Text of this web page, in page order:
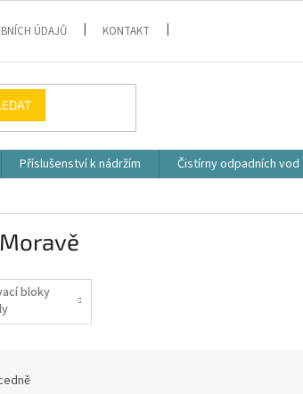
ÚDAJŮ KONTAKT
Příslušenství k nádržím Čistírny odpadních vod
bloky